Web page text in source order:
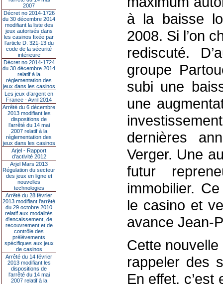
2007
Décret no 2014-1726
du 30 décembre 2014
modifiant la liste des
jeux autorisés dans
les casinos fixée par
l’article D. 321-13 du
code de la sécurité
intérieure
Décret no 2014-1724
du 30 décembre 2014
relatif à la
réglementation des
jeux dans les casinos
Les jeux d’argent en
France - Avril 2014
Arrêté du 6 décembre
2013 modifiant les
dispositions de
l’arrêté du 14 mai
2007 relatif à la
réglementation des
jeux dans les casinos
Arjel - Rapport
d'activité 2012
Arjel Mars 2013
Régulation du secteur
des jeux en ligne et
nouvelles
technologies
Arrêté du 28 février
2013 modifiant l'arrêté
du 29 octobre 2010
relatif aux modalités
d'encaissement, de
recouvrement et de
contrôle des
prélèvements
spécifiques aux jeux
de casinos
Arrêté du 14 février
2013 modifiant les
dispositions de
l'arrêté du 14 mai
2007 relatif à la
à la baisse
2008. Si l’on
rediscuté.
groupe
subi une
une
dernières
Verger. Une
futur
immobilier.
le casino et
avance Jean-
Cette nouvelle
rappeler des
En effet,